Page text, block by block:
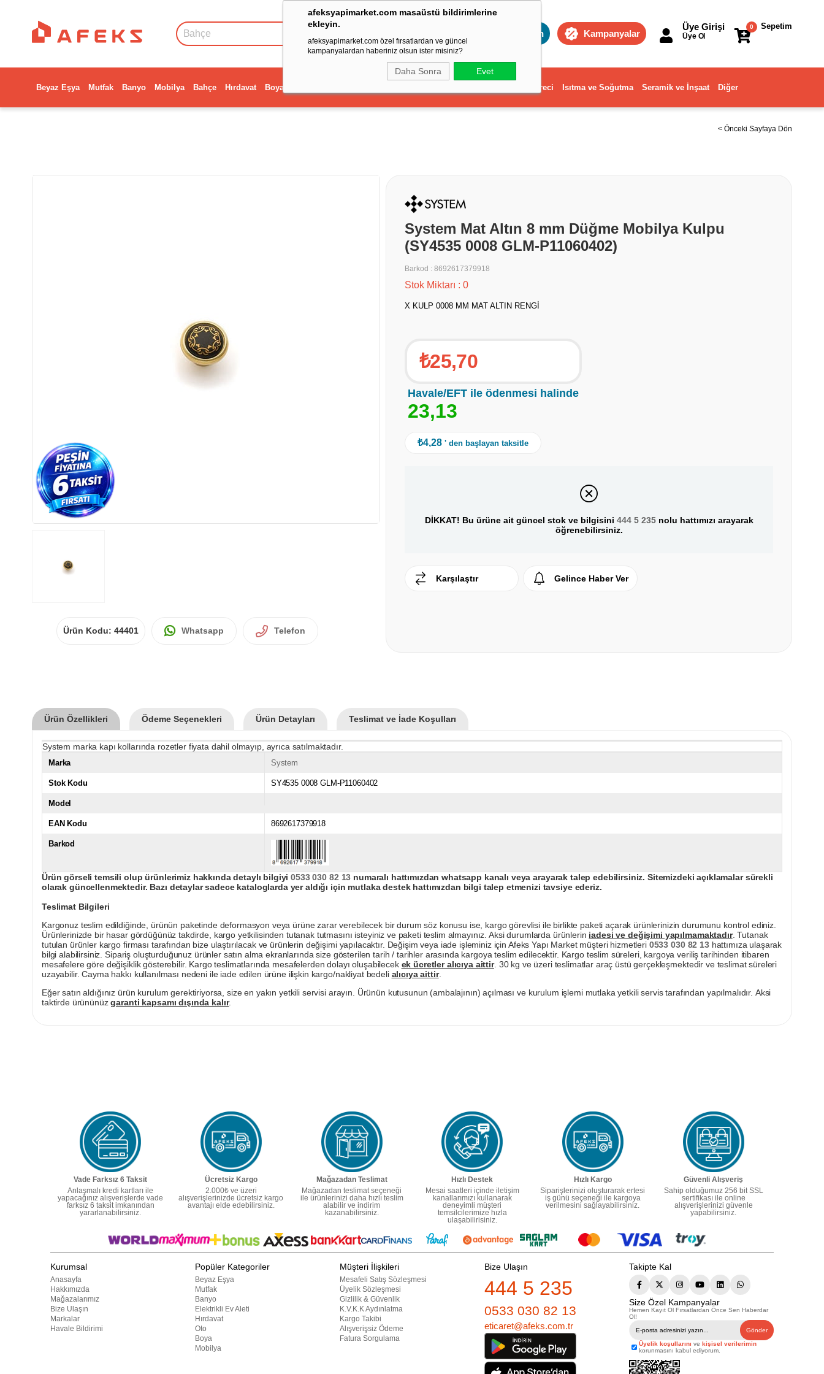
afeksyapimarket.com masaüstü bildirimlerine
ekleyin.
afeksyapimarket.com özel fırsatlardan ve güncel
kampanyalardan haberiniz olsun ister misiniz?
Daha Sonra Evet
Toptan Kampanyalar
Sepetim
0
Üye Girişi
Üye Ol
Beyaz Eşya Mutfak Banyo Mobilya Bahçe Hırdavat Boya Dekorasyon ve Ev Gereci Isıtma ve Soğutma Seramik ve İnşaat Diğer
< Önceki Sayfaya Dön
Ürün Kodu: 44401 Whatsapp Telefon
System Mat Altın 8 mm Düğme Mobilya Kulpu
(SY4535 0008 GLM-P11060402)
Barkod : 8692617379918
Stok Miktarı : 0
X KULP 0008 MM MAT ALTIN RENGİ
₺25,70
Havale/EFT ile ödenmesi halinde
23,13
₺4,28 ' den başlayan taksitle
DİKKAT! Bu ürüne ait güncel stok ve bilgisini 444 5 235nolu hattımızı arayarak
öğrenebilirsiniz.
Karşılaştır Gelince Haber Ver
Ürün Özellikleri Ödeme Seçenekleri Ürün Detayları Teslimat ve İade Koşulları
System marka kapı kollarında rozetler fiyata dahil olmayıp, ayrıca satılmaktadır.
Marka System
Stok Kodu SY4535 0008 GLM-P11060402
Model
EAN Kodu 8692617379918
Barkod
Ürün görseli temsili olup ürünlerimiz hakkında detaylı bilgiyi0533 030 82 13 numaralı hattımızdan whatsapp kanalı veya arayarak talep edebilirsiniz. Sitemizdeki açıklamalar sürekli
olarak güncellenmektedir. Bazı detaylar sadece kataloglarda yer aldığı için mutlaka destek hattımızdan bilgi talep etmenizi tavsiye ederiz.
Teslimat Bilgileri
Kargonuz teslim edildiğinde, ürünün paketinde deformasyon veya ürüne zarar verebilecek bir durum söz konusu ise, kargo görevlisi ile birlikte paketi açarak ürünlerinizin durumunu kontrol ediniz.
Ürünlerinizde bir hasar gördüğünüz takdirde, kargo yetkilisinden tutanak tutmasını isteyiniz ve paketi teslim almayınız. Aksi durumlarda ürünlerin iadesi ve değişimi yapılmamaktadır. Tutanak
tutulan ürünler kargo firması tarafından bize ulaştırılacak ve ürünlerin değişimi yapılacaktır. Değişim veya iade işleminiz için Afeks Yapı Market müşteri hizmetleri 0533 030 82 13hattımıza ulaşarak
bilgi alabilirsiniz. Sipariş oluşturduğunuz ürünler satın alma ekranlarında size gösterilen tarih / tarihler arasında kargoya teslim edilecektir. Kargo teslim süreleri, kargoya veriliş tarihinden itibaren
mesafelere göre değişiklik gösterebilir. Kargo teslimatlarında mesafelerden dolayı oluşabilecek ek ücretler alıcıya aittir. 30 kg ve üzeri teslimatlar araç üstü gerçekleşmektedir ve teslimat süreleri
uzayabilir. Cayma hakkı kullanılması nedeni ile iade edilen ürüne ilişkin kargo/nakliyat bedeli alıcıya aittir.
Eğer satın aldığınız ürün kurulum gerektiriyorsa, size en yakın yetkili servisi arayın. Ürünün kutusunun (ambalajının) açılması ve kurulum işlemi mutlaka yetkili servis tarafından yapılmalıdır. Aksi
taktirde ürününüzgaranti kapsamı dışında kalır.
Vade Farksız 6 Taksit
Anlaşmalı kredi kartları ile
yapacağınız alışverişlerde vade
farksız 6 taksit imkanından
yararlanabilirsiniz.
Ücretsiz Kargo
2.000₺ ve üzeri
alışverişlerinizde ücretsiz kargo
avantajı elde edebilirsiniz.
Mağazadan Teslimat
Mağazadan teslimat seçeneği
ile ürünlerinizi daha hızlı teslim
alabilir ve indirim
kazanabilirsiniz.
Hızlı Destek
Mesai saatleri içinde iletişim
kanallarımızı kullanarak
deneyimli müşteri
temsilcilerimize hızla
ulaşabilirisiniz.
Hızlı Kargo
Siparişlerinizi oluşturarak ertesi
iş günü seçeneği ile kargoya
verilmesini sağlayabilirsiniz.
Güvenli Alışveriş
Sahip olduğumuz 256 bit SSL
sertifikası ile online
alışverişlerinizi güvenle
yapabilirsiniz.
Kurumsal
Anasayfa
Hakkımızda
Mağazalarımız
Bize Ulaşın
Markalar
Havale Bildirimi
Popüler Kategoriler
Beyaz Eşya
Mutfak
Banyo
Elektrikli Ev Aleti
Hırdavat
Oto
Boya
Mobilya
Müşteri İlişkileri
Mesafeli Satış Sözleşmesi
Üyelik Sözleşmesi
Gizlilik & Güvenlik
K.V.K.K Aydınlatma
Kargo Takibi
Alışverişsiz Ödeme
Fatura Sorgulama
Bize Ulaşın
444 5 235
0533 030 82 13
eticaret@afeks.com.tr
Takipte Kal
Size Özel Kampanyalar
Hemen Kayıt Ol Fırsatlardan Önce Sen Haberdar
Ol!
Gönder
Üyelik koşullarını ve kişisel verilerimin
korunmasını kabul ediyorum.